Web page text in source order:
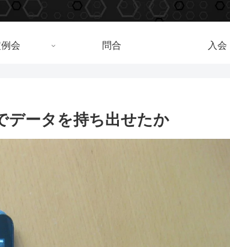
会 問合 入会
データを持ち出せたか